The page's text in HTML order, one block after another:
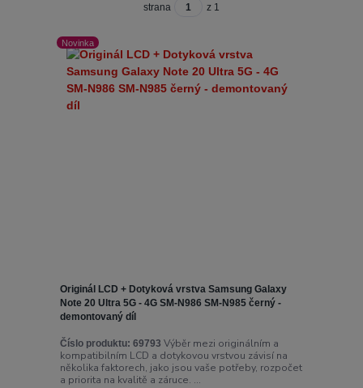
strana z 1
Novinka
Originál LCD + Dotyková vrstva Samsung Galaxy
Note 20 Ultra 5G - 4G SM-N986 SM-N985 černý -
demontovaný díl
Číslo produktu: 69793 Výběr mezi originálním a
kompatibilním LCD a dotykovou vrstvou závisí na
několika faktorech, jako jsou vaše potřeby, rozpočet
a priorita na kvalitě a záruce. ...